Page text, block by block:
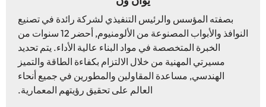
بصفته المؤسس والرئيس التنفيذي لشركة رائدة في تصنيع
النوافذ والأبواب المصنوعة من الألومنيوم, أحضر 12 سنوات من
الخبرة المتخصصة في مواد البناء عالية الأداء. يتم تحديد
مسيرتي المهنية من خلال الالتزام بكفاءة الطاقة والتميز
الهندسي, مساعدة المقاولين والمطورين في جميع أنحاء
العالم على تحقيق رؤيتهم المعمارية.